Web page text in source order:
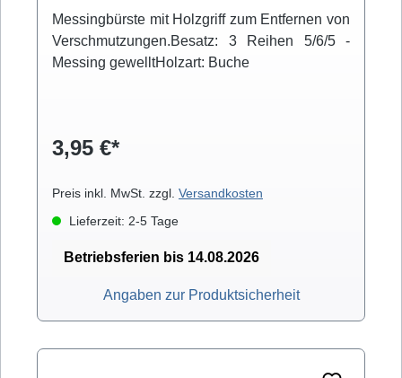
Messingbürste mit Holzgriff zum Entfernen von
Verschmutzungen.Besatz: 3 Reihen 5/6/5 -
Messing gewelltHolzart: Buche
3,95 €*
Preis inkl. MwSt. zzgl. Versandkosten
Lieferzeit: 2-5 Tage
Betriebsferien bis 14.08.2026
Angaben zur Produktsicherheit